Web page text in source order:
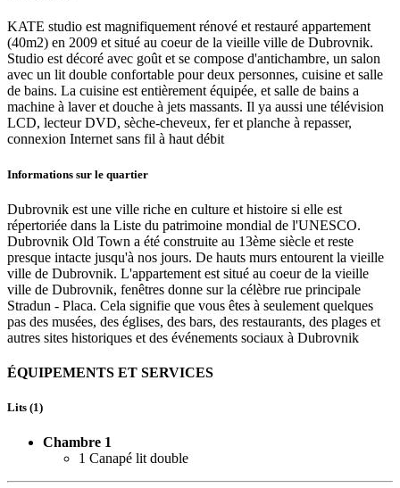
KATE studio est magnifiquement rénové et restauré appartement
(40m2) en 2009 et situé au coeur de la vieille ville de Dubrovnik.
Studio est décoré avec goût et se compose d'antichambre, un salon
avec un lit double confortable pour deux personnes, cuisine et salle
de bains. La cuisine est entièrement équipée, et salle de bains a
machine à laver et douche à jets massants. Il ya aussi une télévision
LCD, lecteur DVD, sèche-cheveux, fer et planche à repasser,
connexion Internet sans fil à haut débit
Informations sur le quartier
Dubrovnik est une ville riche en culture et histoire si elle est
répertoriée dans la Liste du patrimoine mondial de l'UNESCO.
Dubrovnik Old Town a été construite au 13ème siècle et reste
presque intacte jusqu'à nos jours. De hauts murs entourent la vieille
ville de Dubrovnik. L'appartement est situé au coeur de la vieille
ville de Dubrovnik, fenêtres donne sur la célèbre rue principale
Stradun - Placa. Cela signifie que vous êtes à seulement quelques
pas des musées, des églises, des bars, des restaurants, des plages et
autres sites historiques et des événements sociaux à Dubrovnik
ÉQUIPEMENTS ET SERVICES
Lits (1)
Chambre 1
1 Canapé lit double